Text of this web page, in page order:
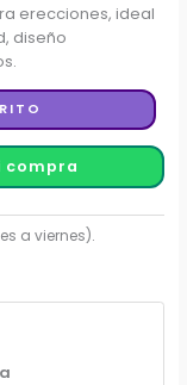
erecciones, ideal
diseño
compra